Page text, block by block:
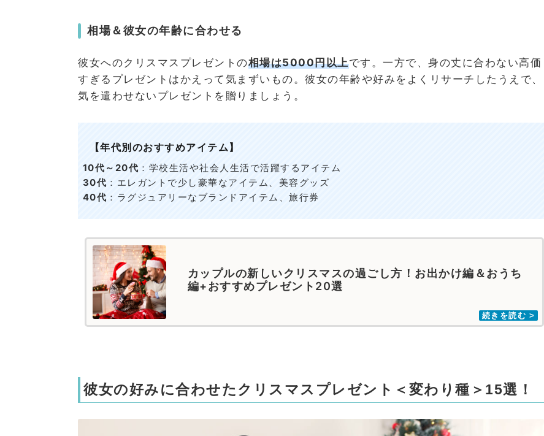
相場＆彼女の年齢に合わせる
彼女へのクリスマスプレゼントの相場は5000円以上です。一方で、身の丈に合わない高価
すぎるプレゼントはかえって気まずいもの。彼女の年齢や好みをよくリサーチしたうえで、
気を遣わせないプレゼントを贈りましょう。
【年代別のおすすめアイテム】
10代～20代 ：学校生活や社会人生活で活躍するアイテム
30代 ：エレガントで少し豪華なアイテム、美容グッズ
40代 ：ラグジュアリーなブランドアイテム、旅行券
カップルの新しいクリスマスの過ごし方！お出かけ編＆おうち
編+おすすめプレゼント20選
彼女の好みに合わせたクリスマスプレゼント＜変わり種＞15選！